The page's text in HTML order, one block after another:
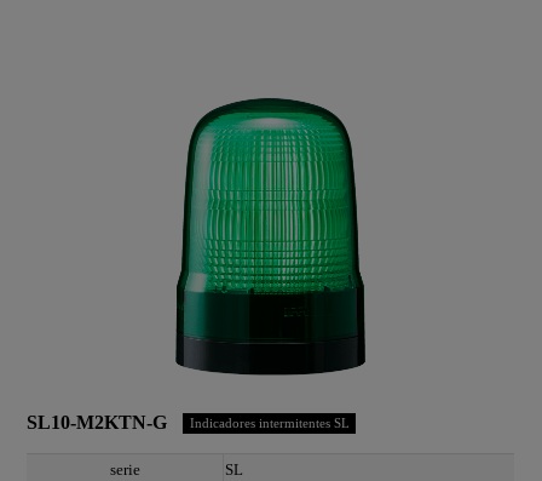
SL10-M2KTN-G Indicadores intermitentes SL
serie
SL